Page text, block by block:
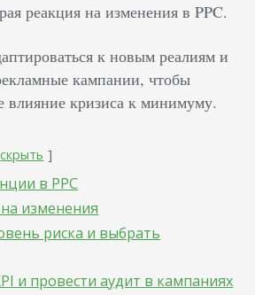
реакция на изменения в PPC.
к новым реалиям и
кампании, чтобы
влияние кризиса к минимуму.
скрыть
в PPC
изменения
риска и выбрать
и провести аудит в кампаниях